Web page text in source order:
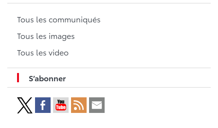
Tous les communiqués
Tous les images
Tous les video
S’abonner